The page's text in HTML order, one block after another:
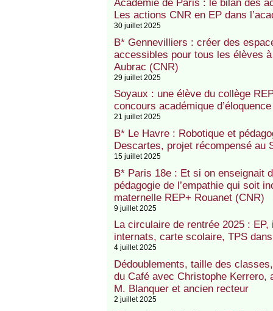
Académie de Paris : le bilan des
Les actions CNR en EP dans
30 juillet 2025
B* Gennevilliers : créer des
accessibles pour tous les élèves
Aubrac (CNR)
29 juillet 2025
Soyaux : une élève du collège
concours académique
21 juillet 2025
B* Le Havre : Robotique et
Descartes, projet récompensé au
15 juillet 2025
B* Paris 18e : Et si on enseignait
pédagogie de l’empathie qui soit
maternelle REP+ Rouanet (CNR)
9 juillet 2025
La circulaire de rentrée 2025 :
internats, carte scolaire, TPS
4 juillet 2025
Dédoublements, taille des
du Café avec Christophe Kerrero,
M. Blanquer et ancien recteur
2 juillet 2025